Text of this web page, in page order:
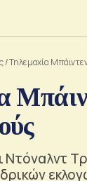
/Τηλεμαχία
Ντόναλντ